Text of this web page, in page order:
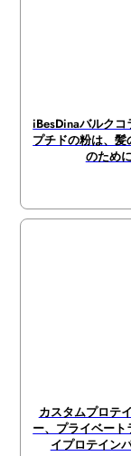
iBesDinaバルクコ
プチドの粉は、髪
のため
カスタムプロテ
ー、プライベート
イプロテイン